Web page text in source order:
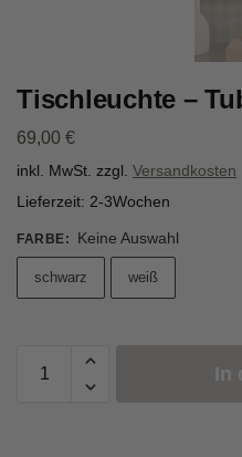
Tischleuchte –
69,00 €
inkl. MwSt. zzgl. Versandkosten
Lieferzeit: 2-3Wochen
FARBE: Keine Auswahl
schwarz weiß
In